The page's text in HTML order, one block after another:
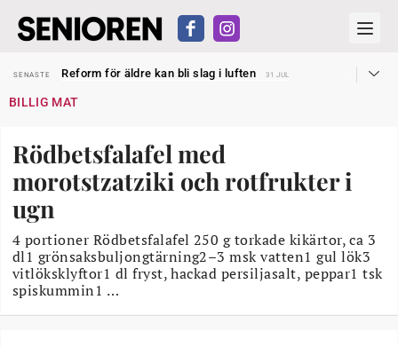
SENASTE
Reform för äldre kan bli slag i luften
31 JUL
SENASTE
Dom öppnar för rätt till garantipension
SENASTE
Liten höjning av garantipensionen
SENASTE
Sven Hagströmer sommarpratar
SENASTE
Reform för äldre kan bli slag i luften 31 JUL
BILLIG MAT
Rödbetsfalafel med
morotstzatziki och rotfrukter i
ugn
4 portioner Rödbetsfalafel 250 g torkade kikärtor, ca 3
dl1 grönsaksbuljongtärning2–3 msk vatten1 gul lök3
vitlöksklyftor1 dl fryst, hackad persiljasalt, peppar1 tsk
spiskummin1 …